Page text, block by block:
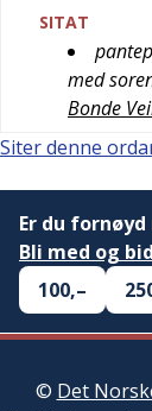
SITAT
med
Bonde
Siter denne
Er du fornøyd
Bli med og
100,–
© Det